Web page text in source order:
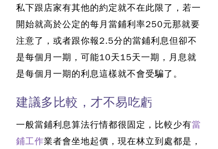
私下跟店家有其他的約定就不在此限了，若一
開始就高於公定的每月當鋪利率250元那就要
注意了 ，或者跟你報2.5分的當鋪利息但卻不
是每個月一期，可能10天15天一期，月息就
是每個月一期的利息這樣就不會受騙了。
建議多比較，才不易吃虧
一般當鋪利息算法行情都很固定 ，比較少有當
鋪工作業者會坐地起價，現在林立到處都是，